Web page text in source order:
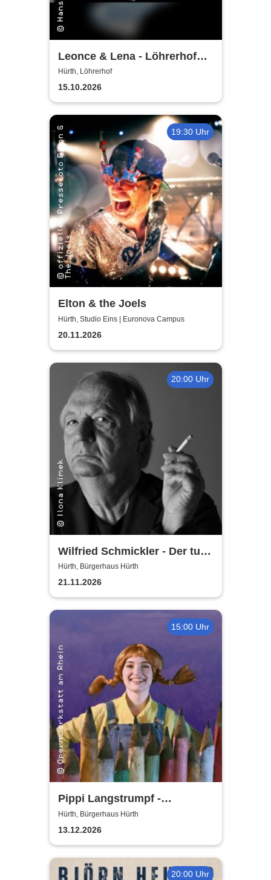
Leonce & Lena - Löhrerhof
Hürth
Hürth, Löhrerhof
15.10.2026
19:30 Uhr
Elton & the Joels
Hürth, Studio Eins | Euronova Campus
20.11.2026
20:00 Uhr
Wilfried Schmickler - Der tut's
noch
Hürth, Bürgerhaus Hürth
21.11.2026
15:00 Uhr
Pippi Langstrumpf -
Bürgerhaus Hürth
Hürth, Bürgerhaus Hürth
13.12.2026
20:00 Uhr